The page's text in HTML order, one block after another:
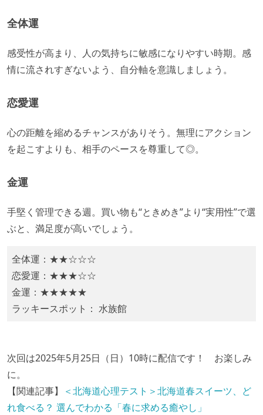
全体運
​感受性が高まり、人の気持ちに敏感になりやすい時期。感
情に流されすぎないよう、自分軸を意識しましょう。​
恋愛運
心の距離を縮めるチャンスがありそう。無理にアクション
を起こすよりも、相手のペースを尊重して◎。
金運
​手堅く管理できる週。買い物も“ときめき”より“実用性”で選
ぶと、満足度が高いでしょう。
全体運：★★☆☆☆
恋愛運：★★★☆☆
金運：★★★★★
ラッキースポット： 水族館
次回は2025年5月25日（日）10時に配信です！ お楽しみ
に。
【関連記事】
＜北海道心理テスト＞北海道春スイーツ、ど
れ食べる？ 選んでわかる「春に求める癒やし」